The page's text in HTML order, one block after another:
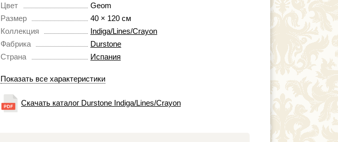
Цвет
Geom
Размер
40 × 120 см
Коллекция
Indiga/Lines/Crayon
Фабрика
Durstone
Страна
Испания
Показать все характеристики
Скачать каталог Durstone Indiga/Lines/Crayon